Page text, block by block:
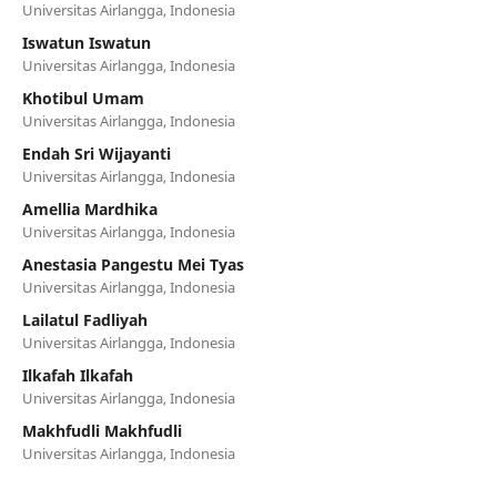
Universitas Airlangga, Indonesia
Iswatun Iswatun
Universitas Airlangga, Indonesia
Khotibul Umam
Universitas Airlangga, Indonesia
Endah Sri Wijayanti
Universitas Airlangga, Indonesia
Amellia Mardhika
Universitas Airlangga, Indonesia
Anestasia Pangestu Mei Tyas
Universitas Airlangga, Indonesia
Lailatul Fadliyah
Universitas Airlangga, Indonesia
Ilkafah Ilkafah
Universitas Airlangga, Indonesia
Makhfudli Makhfudli
Universitas Airlangga, Indonesia